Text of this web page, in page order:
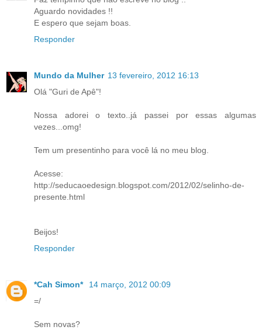
Aguardo novidades !!
E espero que sejam boas.
Responder
Mundo da Mulher 13 fevereiro, 2012 16:13
Olá "Guri de Apê"!
Nossa adorei o texto..já passei por essas algumas
vezes...omg!
Tem um presentinho para você lá no meu blog.
Acesse:
http://seducaoedesign.blogspot.com/2012/02/selinho-de-
presente.html
Beijos!
Responder
*Cah Simon*
14 março, 2012 00:09
=/
Sem novas?